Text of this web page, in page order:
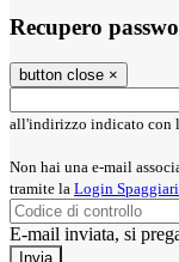
Recupero
button close ×
all'indirizzo indicato con
Non hai una e-mail
tramite la Login Spaggiari
E-mail inviata, si